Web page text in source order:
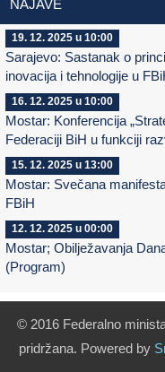
NAJAVE
19. 12. 2025 u 10:00
Sarajevo: Sastanak o
inovacija i tehnologije u
16. 12. 2025 u 10:00
Mostar: Konferencija
Federaciji BiH u funkciji
15. 12. 2025 u 13:00
Mostar: Svečana
FBiH
12. 12. 2025 u 00:00
Mostar; Obilježavanja
(Program)
© 2016 Federalno
pridržana. Powered by